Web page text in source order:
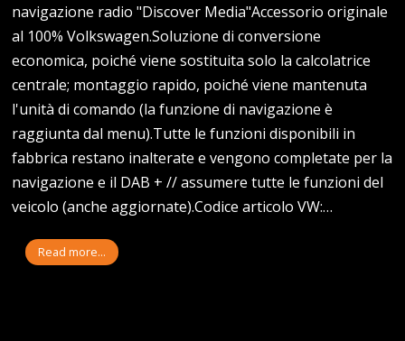
navigazione radio "Discover Media"Accessorio originale
al 100% Volkswagen.Soluzione di conversione
economica, poiché viene sostituita solo la calcolatrice
centrale; montaggio rapido, poiché viene mantenuta
l'unità di comando (la funzione di navigazione è
raggiunta dal menu).Tutte le funzioni disponibili in
fabbrica restano inalterate e vengono completate per la
navigazione e il DAB + // assumere tutte le funzioni del
veicolo (anche aggiornate).Codice articolo VW:…
Read more...